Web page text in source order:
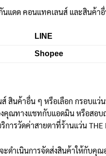
แดด คอนแทคเลนส์ และสินค้า
LINE
Shopee
สินค้าอื่น ๆ หรือเลือก กรอบแว่
คุณทางแชทกับแอดมิน หรือสอ
ารวัดค่าสายตาที่ร้านแว่น
ะดำเนินการจัดส่งสินค้าให้กับคุ